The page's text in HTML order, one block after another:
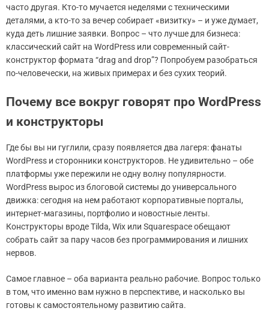
часто другая. Кто-то мучается неделями с техническими
деталями, а кто-то за вечер собирает «визитку» – и уже думает,
куда деть лишние заявки. Вопрос – что лучше для бизнеса:
классический сайт на WordPress или современный сайт-
конструктор формата “drag and drop”? Попробуем разобраться
по-человечески, на живых примерах и без сухих теорий.
Почему все вокруг говорят про WordPress
и конструкторы
Где бы вы ни гуглили, сразу появляется два лагеря: фанаты
WordPress и сторонники конструкторов. Не удивительно – обе
платформы уже пережили не одну волну популярности.
WordPress вырос из блоговой системы до универсального
движка: сегодня на нем работают корпоративные порталы,
интернет-магазины, портфолио и новостные ленты.
Конструкторы вроде Tilda, Wix или Squarespace обещают
собрать сайт за пару часов без программирования и лишних
нервов.
Самое главное – оба варианта реально рабочие. Вопрос только
в том, что именно вам нужно в перспективе, и насколько вы
готовы к самостоятельному развитию сайта.